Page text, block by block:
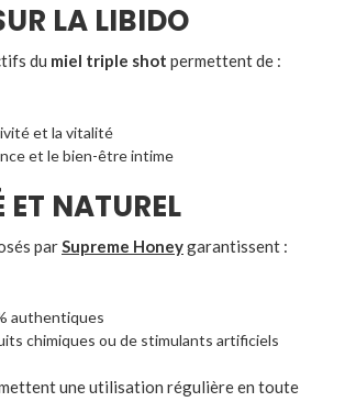
LA LIBIDO
du miel triple shot permettent de :
et la vitalité
et le bien-être intime
ET NATUREL
parSupreme Honeygarantissent :
authentiques
chimiques ou de stimulants artificiels
une utilisation régulière en toute